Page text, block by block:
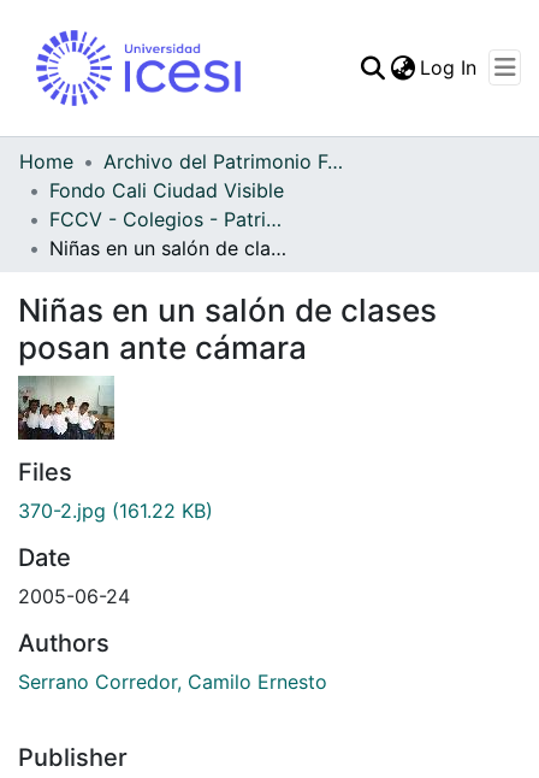
Log In
Home
Archivo del Patrimonio Fotográfico y Fílmico del Valle del Cauca
Fondo Cali Ciudad Visible
FCCV - Colegios - Patrimonial
Niñas en un salón de clases posan ante cámara
Niñas en un salón de clases
posan ante cámara
Files
370-2.jpg (161.22 KB)
Date
2005-06-24
Authors
Serrano Corredor, Camilo Ernesto
Publisher